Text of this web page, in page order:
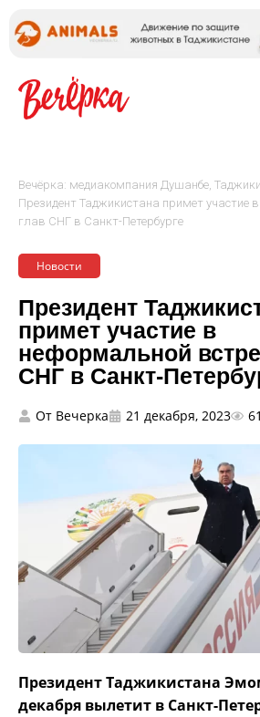
Вечёрка: медиакомпания Душанбе,
Президент Таджикистана примет участие
глав СНГ в Санкт-Петербурге
Новости
Президент
примет участие в
неформальной
СНГ в Санкт-
От Вечерка 21 декабря, 2023 61
Президент Таджикистана
декабря вылетит в Санкт-